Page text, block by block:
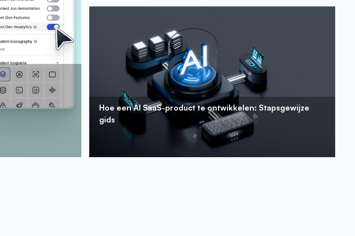
Hoe een AI SaaS-product te ontwikkelen: Stapsgewijze
gids